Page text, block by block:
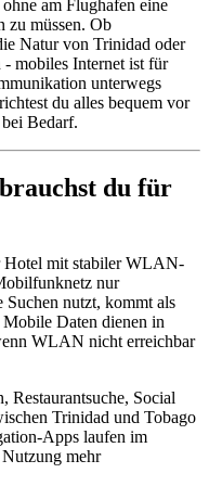
am Flughafen eine
zu müssen. Ob
Natur von Trinidad oder
mobiles Internet ist für
unterwegs
du alles bequem vor
Bedarf.
du für
Hotel mit stabiler WLAN-
nur
nutzt, kommt als
Daten dienen in
WLAN nicht erreichbar
Restaurantsuche, Social
Trinidad und Tobago
Apps laufen im
mehr